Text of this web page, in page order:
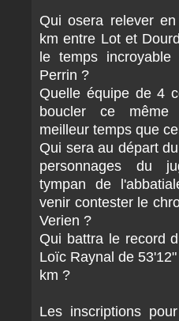
Qui osera relever
km entre Lot et
le temps
Perrin ?
Quelle équipe de 4
boucler ce
meilleur temps que
Qui sera au départ
personnages du
tympan de
venir contester le
Verien ?
Qui battra le record
Loïc Raynal de
km ?
Les inscriptions